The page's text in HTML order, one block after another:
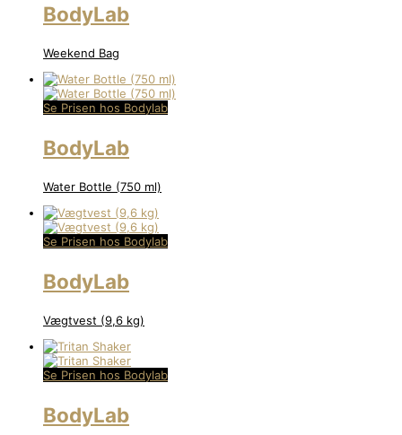
BodyLab
Weekend Bag
Se Prisen hos Bodylab
BodyLab
Water Bottle (750 ml)
Se Prisen hos Bodylab
BodyLab
Vægtvest (9,6 kg)
Se Prisen hos Bodylab
BodyLab